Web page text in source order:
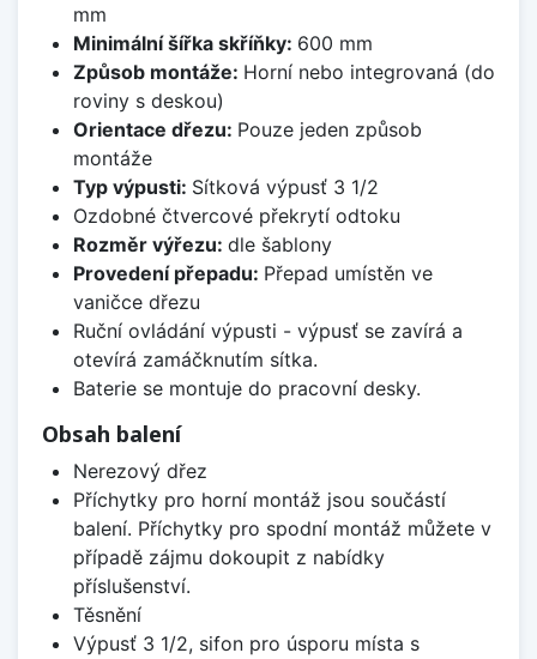
mm
Minimální šířka skříňky: 600 mm
Způsob montáže: Horní nebo integrovaná (do
roviny s deskou)
Orientace dřezu: Pouze jeden způsob
montáže
Typ výpusti: Sítková výpusť 3 1/2
Ozdobné čtvercové překrytí odtoku
Rozměr výřezu: dle šablony
Provedení přepadu: Přepad umístěn ve
vaničce dřezu
Ruční ovládání výpusti - výpusť se zavírá a
otevírá zamáčknutím sítka.
Baterie se montuje do pracovní desky.
Obsah balení
Nerezový dřez
Příchytky pro horní montáž jsou součástí
balení. Příchytky pro spodní montáž můžete v
případě zájmu dokoupit z nabídky
příslušenství.
Těsnění
Výpusť 3 1/2, sifon pro úsporu místa s